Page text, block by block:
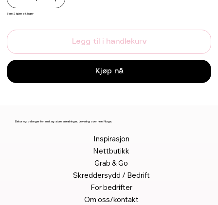
Bare 2 igjen på lager
Legg til i handlekurv
Kjøp nå
Dekor og ballonger for små og store anledninger. Levering over hele Norge.
Inspirasjon
Nettbutikk
Grab & Go
Skreddersydd / Bedrift
For bedrifter
Om oss/kontakt